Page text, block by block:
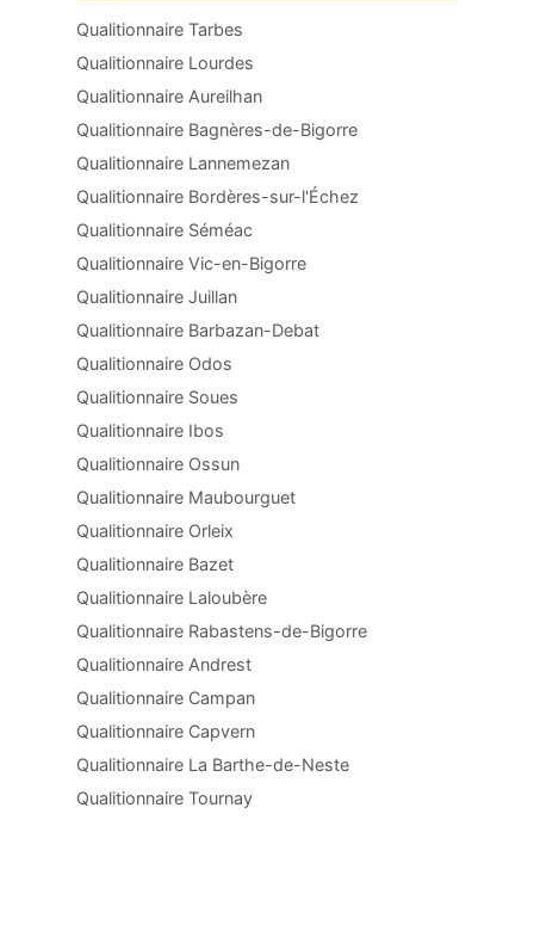
Qualitionnaire Tarbes
Qualitionnaire Lourdes
Qualitionnaire Aureilhan
Qualitionnaire Bagnères-de-Bigorre
Qualitionnaire Lannemezan
Qualitionnaire Bordères-sur-l'Échez
Qualitionnaire Séméac
Qualitionnaire Vic-en-Bigorre
Qualitionnaire Juillan
Qualitionnaire Barbazan-Debat
Qualitionnaire Odos
Qualitionnaire Soues
Qualitionnaire Ibos
Qualitionnaire Ossun
Qualitionnaire Maubourguet
Qualitionnaire Orleix
Qualitionnaire Bazet
Qualitionnaire Laloubère
Qualitionnaire Rabastens-de-Bigorre
Qualitionnaire Andrest
Qualitionnaire Campan
Qualitionnaire Capvern
Qualitionnaire La Barthe-de-Neste
Qualitionnaire Tournay